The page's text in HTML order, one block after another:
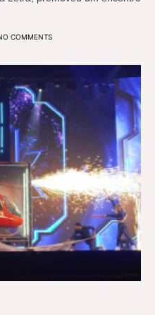
COMMENTS